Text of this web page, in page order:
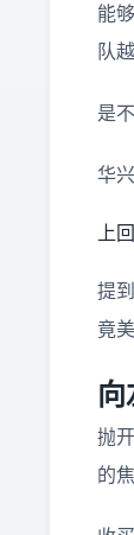
能
队
是
华
上
提
竟
抛
的